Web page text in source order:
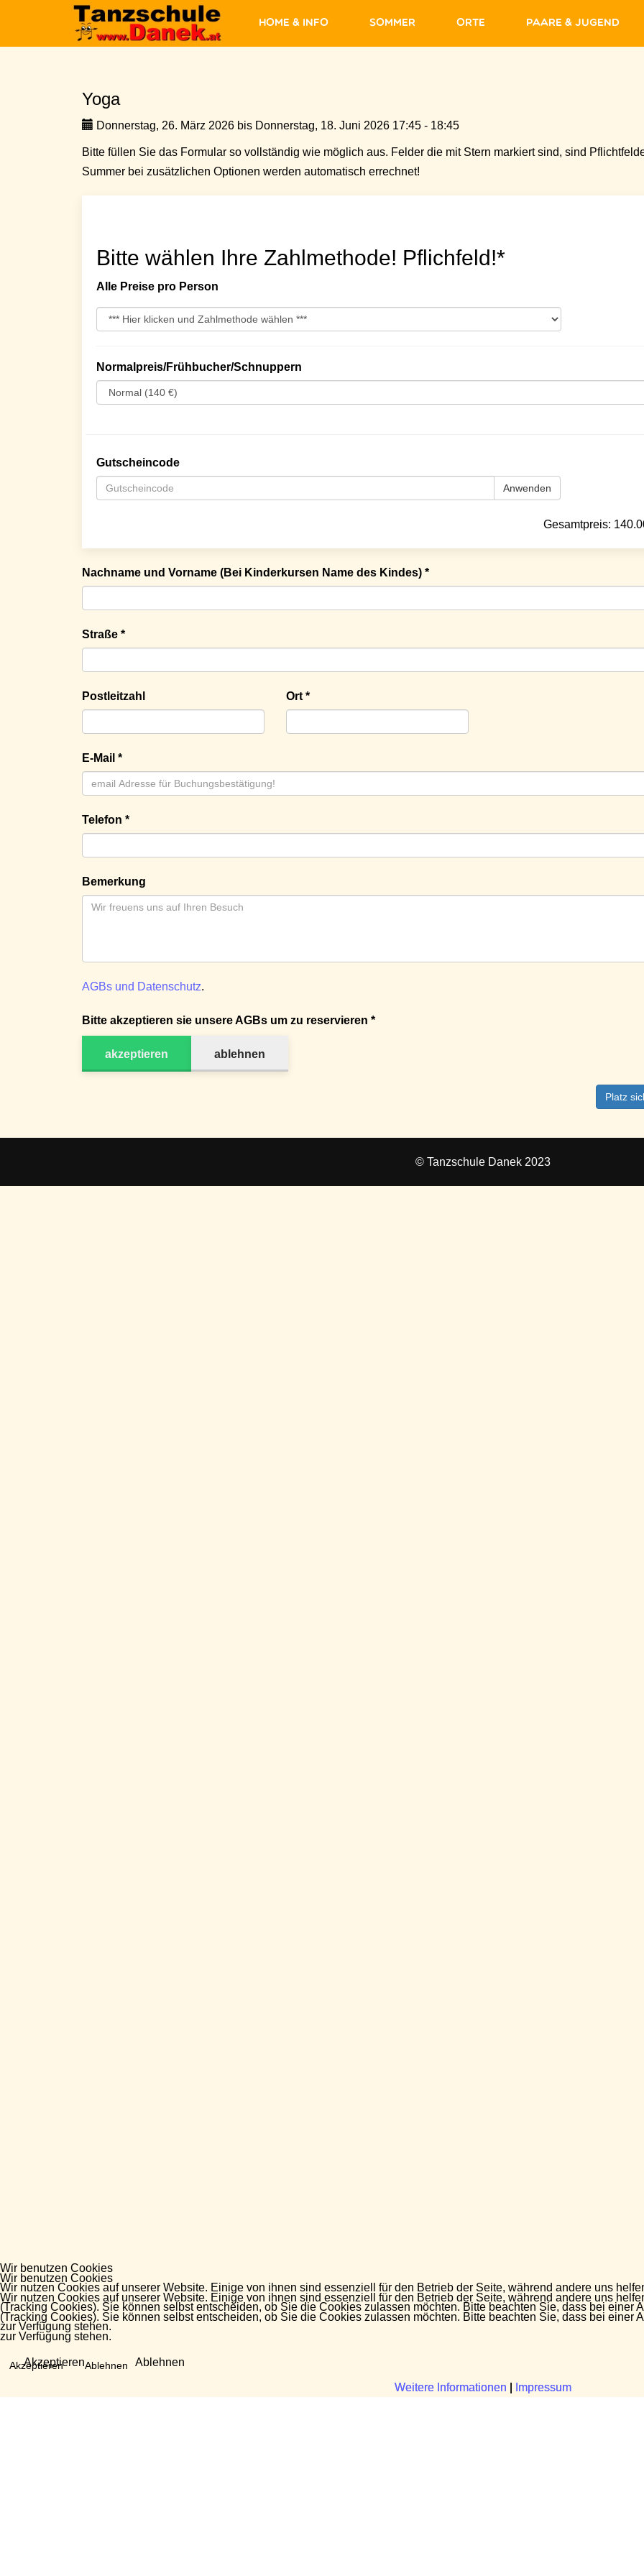
Home & Info Sommer Orte Paare & Jugend
Yoga
Donnerstag, 26. März 2026 bis Donnerstag, 18. Juni 2026 17:45 - 18:45
Bitte füllen Sie das Formular so vollständig wie möglich aus. Felder die mit Stern markiert sind, sind
Summer bei zusätzlichen Optionen werden automatisch errechnet!
Bitte wählen Ihre Zahlmethode! Pflichfeld!*
Alle Preise pro Person
Normalpreis/Frühbucher/Schnuppern
Gutscheincode
Anwenden
Gesamtpreis:
Nachname und Vorname (Bei Kinderkursen Name des Kindes) *
Straße *
Postleitzahl Ort *
E-Mail *
Telefon *
Bemerkung
AGBs und Datenschutz.
Bitte akzeptieren sie unsere AGBs um zu reservieren *
akzeptieren ablehnen
Wir benutzen Cookies
Wir nutzen Cookies auf unserer Website. Einige von ihnen sind essenziell für den Betrieb der Seite, während andere uns
(Tracking Cookies). Sie können selbst entscheiden, ob Sie die Cookies zulassen möchten. Bitte beachten Sie, dass bei
zur Verfügung stehen.
Akzeptieren Ablehnen
Weitere Informationen Impressum
Platz
© Tanzschule Danek 2023
Wir benutzen Cookies
Wir nutzen Cookies auf unserer Website. Einige von ihnen sind essenziell für den Betrieb der Seite, während andere uns
(Tracking Cookies). Sie können selbst entscheiden, ob Sie die Cookies zulassen möchten. Bitte beachten Sie, dass bei
zur Verfügung stehen.
Akzeptieren Ablehnen
Weitere Informationen Impressum